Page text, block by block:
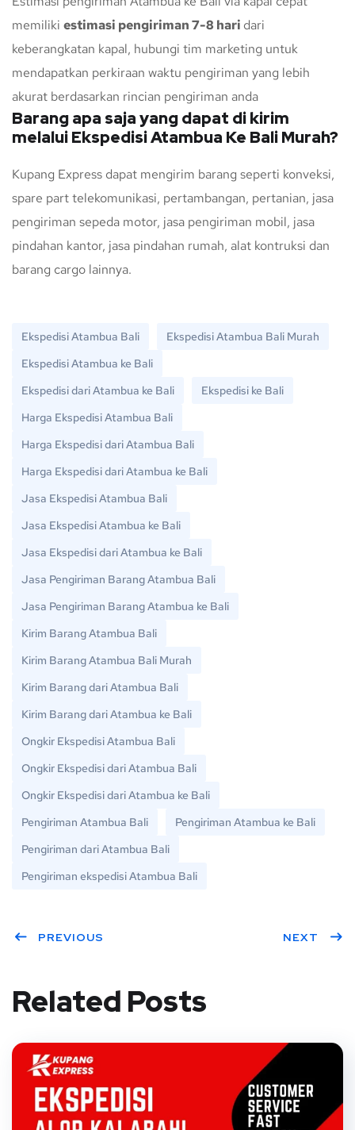
memiliki estimasi pengiriman 7-8 hari dari
keberangkatan kapal, hubungi tim marketing untuk
mendapatkan perkiraan waktu pengiriman yang lebih
akurat berdasarkan rincian pengiriman anda
Barang apa saja yang dapat di kirim
melalui Ekspedisi Atambua Ke Bali Murah?
Kupang Express dapat mengirim barang seperti konveksi,
spare part telekomunikasi, pertambangan, pertanian, jasa
pengiriman sepeda motor, jasa pengiriman mobil, jasa
pindahan kantor, jasa pindahan rumah, alat kontruksi dan
barang cargo lainnya.
Ekspedisi Atambua Bali
Ekspedisi Atambua Bali Murah
Ekspedisi Atambua ke Bali
Ekspedisi dari Atambua ke Bali
Ekspedisi ke Bali
Harga Ekspedisi Atambua Bali
Harga Ekspedisi dari Atambua Bali
Harga Ekspedisi dari Atambua ke Bali
Jasa Ekspedisi Atambua Bali
Jasa Ekspedisi Atambua ke Bali
Jasa Ekspedisi dari Atambua ke Bali
Jasa Pengiriman Barang Atambua Bali
Jasa Pengiriman Barang Atambua ke Bali
Kirim Barang Atambua Bali
Kirim Barang Atambua Bali Murah
Kirim Barang dari Atambua Bali
Kirim Barang dari Atambua ke Bali
Ongkir Ekspedisi Atambua Bali
Ongkir Ekspedisi dari Atambua Bali
Ongkir Ekspedisi dari Atambua ke Bali
Pengiriman Atambua Bali
Pengiriman Atambua ke Bali
Pengiriman dari Atambua Bali
Pengiriman ekspedisi Atambua Bali
PREVIOUS NEXT
Related Posts